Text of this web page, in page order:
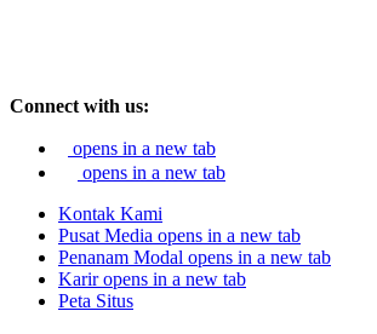
Connect with us:
opens in a new tab
opens in a new tab
Kontak Kami
Pusat Media opens in a new tab
Penanam Modal opens in a new tab
Karir opens in a new tab
Peta Situs